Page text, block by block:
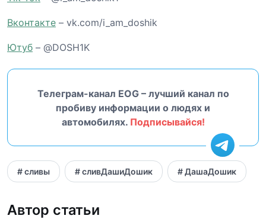
Вконтакте – vk.com/i_am_doshik
Ютуб – @DOSH1K
Телеграм-канал EOG – лучший канал по
пробиву информации о людях и
автомобилях. Подписывайся!
# сливы # сливДашиДошик # ДашаДошик
Автор статьи